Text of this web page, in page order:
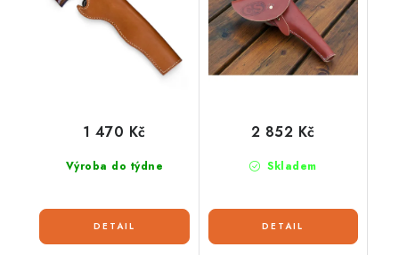
Výroba do týdne
1 470 Kč
Skladem
2 852 Kč